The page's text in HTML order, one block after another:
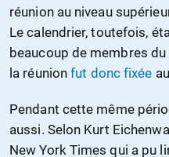
réunion au niveau
Le calendrier, toutefois,
beaucoup de membres
la réunionfut donc fixée
Pendant cette même
aussi. Selon Kurt
New York Times qui a pu